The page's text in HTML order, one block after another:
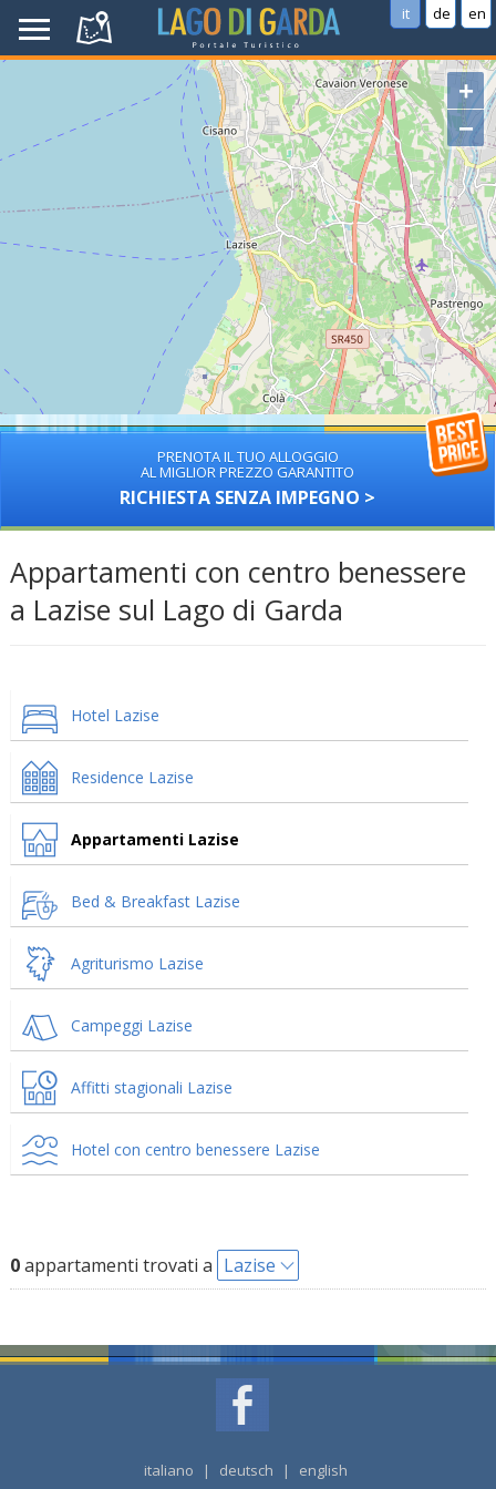
it de en
+
−
PRENOTA IL TUO ALLOGGIO
AL MIGLIOR PREZZO GARANTITO
RICHIESTA SENZA IMPEGNO >
Appartamenti con centro benessere
a Lazise sul Lago di Garda
Hotel Lazise
Residence Lazise
Appartamenti Lazise
Bed & Breakfast Lazise
Agriturismo Lazise
Campeggi Lazise
Affitti stagionali Lazise
Hotel con centro benessere Lazise
0appartamenti trovati a Lazise
italiano | deutsch | english